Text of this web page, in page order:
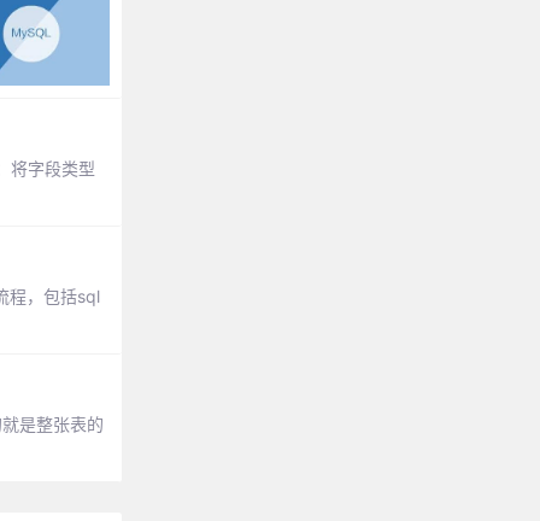
将字段类型
程，包括sql
是整张表的